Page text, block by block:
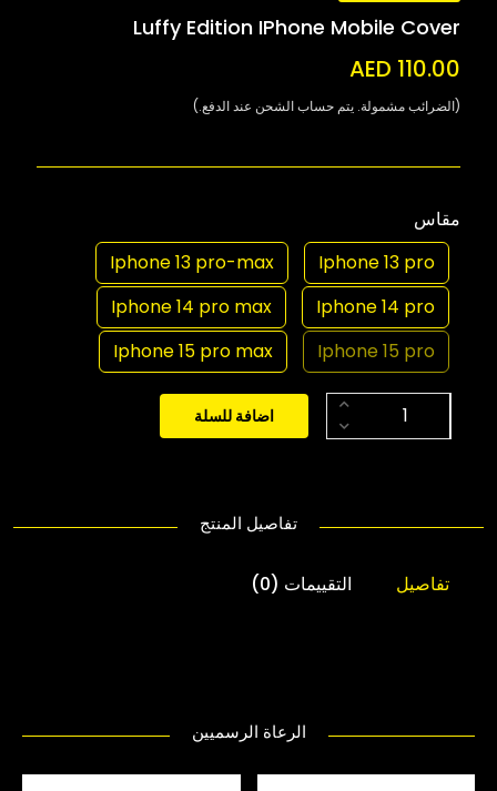
Luffy Edition IPhone Mobile Cover
AED 110.00
(الضرائب مشمولة. يتم حساب الشحن عند الدفع.)
مقاس
Iphone 13 pro
Iphone 13 pro-max
Iphone 14 pro
Iphone 14 pro max
Iphone 15 pro
Iphone 15 pro max
اضافة للسلة
تفاصيل المنتج
تفاصيل التقييمات (0)
الرعاة الرسميين